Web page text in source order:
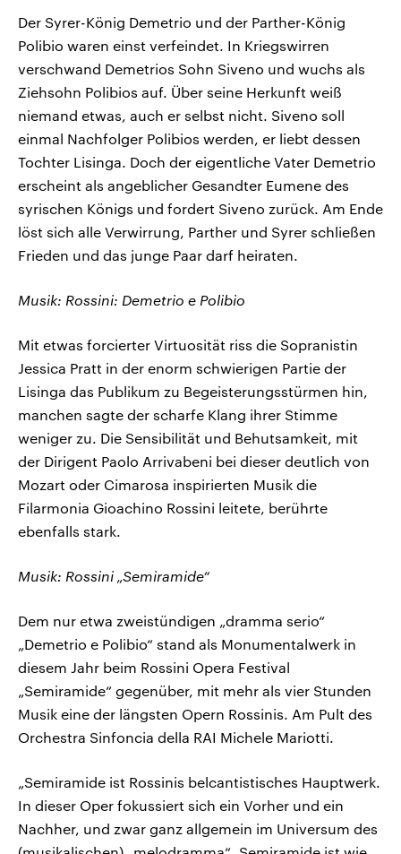
Der Syrer-König Demetrio und der Parther-König
Polibio waren einst verfeindet. In Kriegswirren
verschwand Demetrios Sohn Siveno und wuchs als
Ziehsohn Polibios auf. Über seine Herkunft weiß
niemand etwas, auch er selbst nicht. Siveno soll
einmal Nachfolger Polibios werden, er liebt dessen
Tochter Lisinga. Doch der eigentliche Vater Demetrio
erscheint als angeblicher Gesandter Eumene des
syrischen Königs und fordert Siveno zurück. Am Ende
löst sich alle Verwirrung, Parther und Syrer schließen
Frieden und das junge Paar darf heiraten.
Musik: Rossini: Demetrio e Polibio
Mit etwas forcierter Virtuosität riss die Sopranistin
Jessica Pratt in der enorm schwierigen Partie der
Lisinga das Publikum zu Begeisterungsstürmen hin,
manchen sagte der scharfe Klang ihrer Stimme
weniger zu. Die Sensibilität und Behutsamkeit, mit
der Dirigent Paolo Arrivabeni bei dieser deutlich von
Mozart oder Cimarosa inspirierten Musik die
Filarmonia Gioachino Rossini leitete, berührte
ebenfalls stark.
Musik: Rossini „Semiramide“
Dem nur etwa zweistündigen „dramma serio“
„Demetrio e Polibio“ stand als Monumentalwerk in
diesem Jahr beim Rossini Opera Festival
„Semiramide“ gegenüber, mit mehr als vier Stunden
Musik eine der längsten Opern Rossinis. Am Pult des
Orchestra Sinfoncia della RAI Michele Mariotti.
„Semiramide ist Rossinis belcantistisches Hauptwerk.
In dieser Oper fokussiert sich ein Vorher und ein
Nachher, und zwar ganz allgemein im Universum des